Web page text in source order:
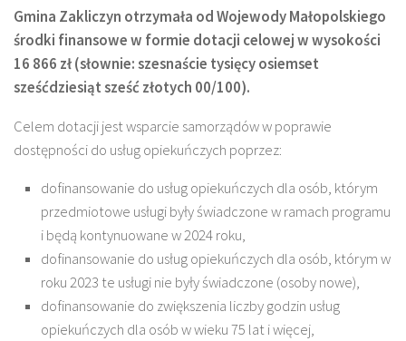
Gmina Zakliczyn otrzymała od Wojewody Małopolskiego
środki finansowe w formie dotacji celowej w wysokości
16 866 zł (słownie: szesnaście tysięcy osiemset
sześćdziesiąt sześć złotych 00/100).
Celem dotacji jest wsparcie samorządów w poprawie
dostępności do usług opiekuńczych poprzez:
dofinansowanie do usług opiekuńczych dla osób, którym
przedmiotowe usługi były świadczone w ramach programu
i będą kontynuowane w 2024 roku,
dofinansowanie do usług opiekuńczych dla osób, którym w
roku 2023 te usługi nie były świadczone (osoby nowe),
dofinansowanie do zwiększenia liczby godzin usług
opiekuńczych dla osób w wieku 75 lat i więcej,